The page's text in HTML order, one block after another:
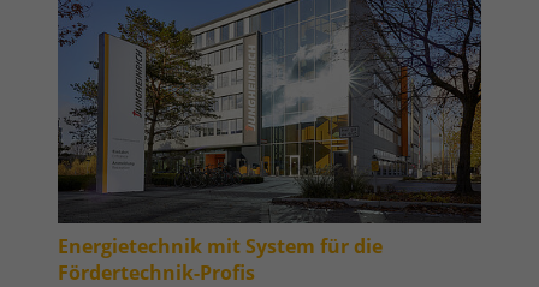
Energietechnik mit System für die
Fördertechnik-Profis